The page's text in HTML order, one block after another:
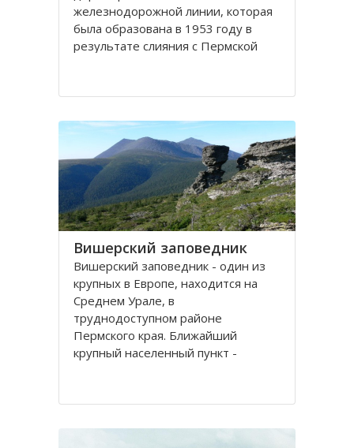
железнодорожной линии, которая
была образована в 1953 году в
результате слияния с Пермской
Северо - Западного и Среднего
соединяет азиатскую и
Вишерский заповедник
Вишерский заповедник - один из
крупных в Европе, находится на
Среднем Урале, в
труднодоступном районе
Пермского края. Ближайший
крупный населенный пункт -
заповедника заключается в его